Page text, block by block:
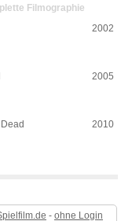
Filmographie
2002
2005
2010
- ohne Login